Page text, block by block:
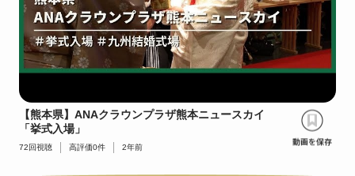
【熊本県】ANAクラウンプラザ熊本ニュースカイ
「挙式入場」
72回視聴 高評価0件 2年前